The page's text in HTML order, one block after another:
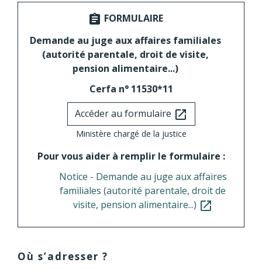
assignment FORMULAIRE
Demande au juge aux affaires familiales
(autorité parentale, droit de visite,
pension alimentaire...)
Cerfa n° 11530*11
Accéder au formulaire open_in_new
Ministère chargé de la justice
Pour vous aider à remplir le formulaire :
Notice - Demande au juge aux affaires
familiales (autorité parentale, droit de
visite, pension alimentaire...) open_in_new
Où s’adresser ?